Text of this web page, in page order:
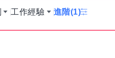
工作經驗 進階(1)